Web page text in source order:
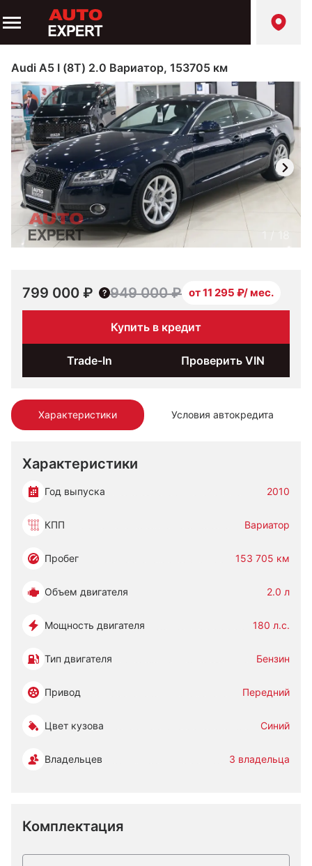
Audi A5 I (8T) 2.0 Вариатор, 153705 км
Характеристики Условия автокредита
Характеристики
Год выпуска 2010
КПП Вариатор
Пробег 153 705 км
Объем двигателя 2.0 л
Мощность двигателя 180 л.с.
Тип двигателя Бензин
Привод Передний
Цвет кузова Синий
Владельцев 3 владельца
Комплектация
1 / 18
799 000 ₽ 949 000 ₽ от 11 295 ₽/ мес.
Купить в кредит
Trade-In Проверить VIN